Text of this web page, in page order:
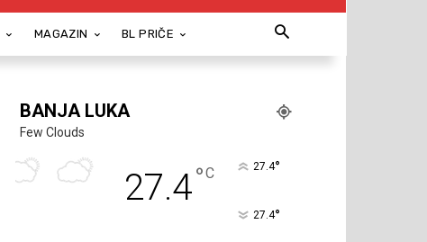
MAGAZIN BL PRIČE
BANJA LUKA
Few Clouds
27.4°C 27.4°
27.4°